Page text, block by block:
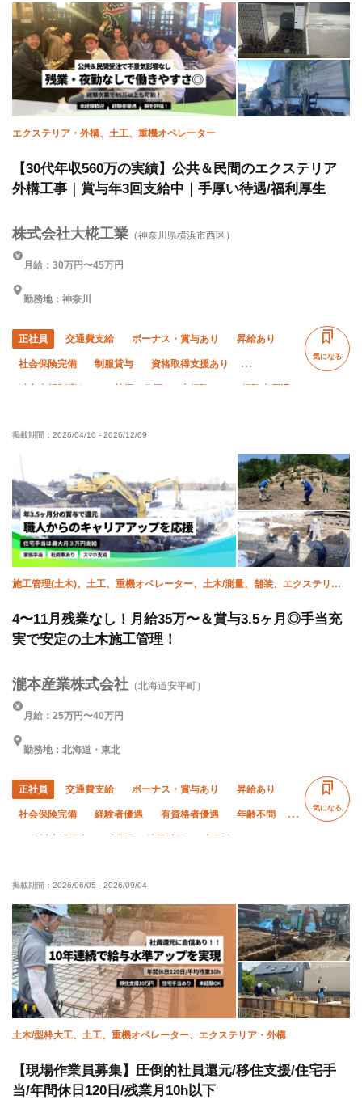
エクステリア・外構、土工、重機オペレーター
【30代年収560万の実績】公共＆民間のエクステリア
外構工事｜賞与年3回支給中｜手厚い待遇/福利厚生
株式会社大椛工業 （神奈川県横浜市西区）
月給：30万円〜45万円
勤務地：神奈川
正社員 交通費支給 ボーナス・賞与あり 昇給あり
社会保険完備 制服貸与 資格取得支援あり
独立支援制度あり 禁煙・分煙 未経験OK 経験者優遇
車・バイク通勤OK 年末年始休暇
気になる
掲載期間： 2026/04/10 - 2026/12/09
施工管理(土木)、土工、重機オペレーター、土木/測量、舗装、エクステリ
4〜11月残業なし！月給35万〜＆賞与3.5ヶ月◎手当充
実で安定の土木施工管理！
瀧本産業株式会社 （北海道安平町）
月給：25万円〜40万円
勤務地：北海道・東北
正社員 交通費支給 ボーナス・賞与あり 昇給あり
社会保険完備 経験者優遇 有資格者優遇 年齢不問
気になる
掲載期間： 2026/06/05 - 2026/09/04
土木/型枠大工、土工、重機オペレーター、エクステリア・外構
【現場作業員募集】圧倒的社員還元/移住支援/住宅手
当/年間休日120日/残業月10h以下